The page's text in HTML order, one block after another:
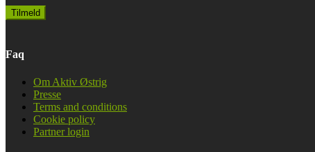
Faq
Om Aktiv Østrig
Presse
Terms and conditions
Cookie policy
Partner login